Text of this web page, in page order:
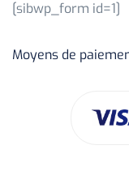
[sibwp_form id=1]
Moyens de